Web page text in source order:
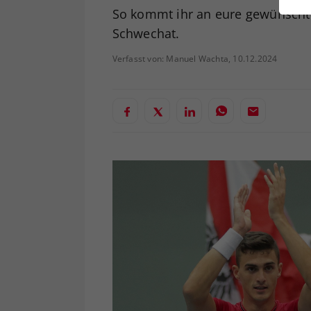
So kommt ihr an eure
Schwechat.
Verfasst von: Manuel Wachta, 10.12.2024